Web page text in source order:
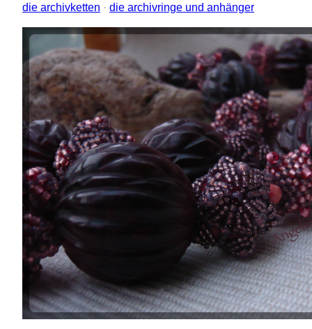
die archivketten · die archivringe und anhänger